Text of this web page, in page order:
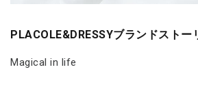
PLACOLE&DRESSYブランドストー
Magical in life